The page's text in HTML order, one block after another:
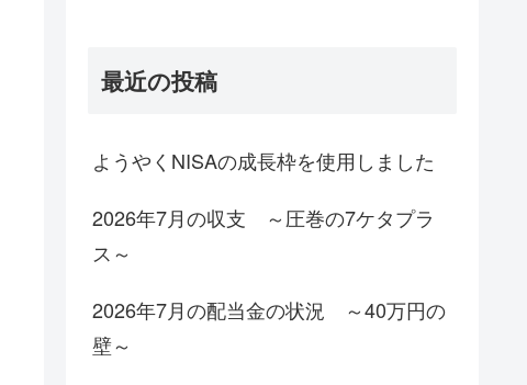
最近の投稿
ようやくNISAの成長枠を使用しました
2026年7月の収支 ～圧巻の7ケタプラ
ス～
2026年7月の配当金の状況 ～40万円の
壁～